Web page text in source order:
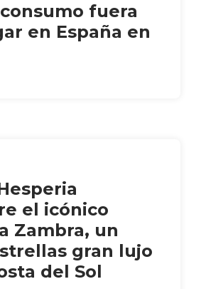
fuera
en España en
el icónico
Zambra, un
gran lujo
del Sol